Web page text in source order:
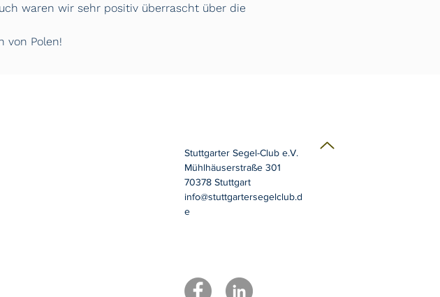
waren wir sehr positiv überrascht über die
von Polen!
Stuttgarter Segel-Club e.V.
Mühlhäuserstraße 301
70378 Stuttgart
info@stuttgartersegelclub.d
e